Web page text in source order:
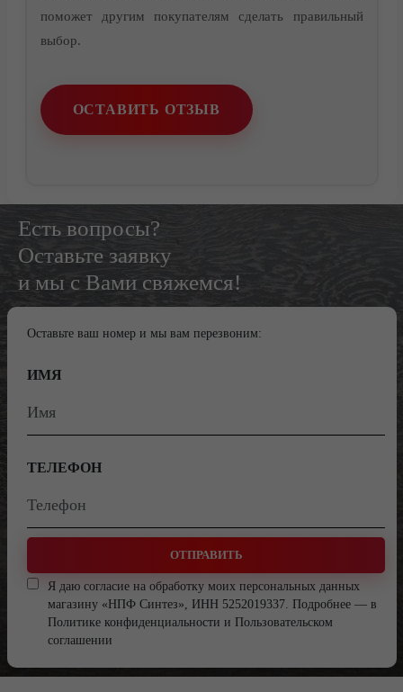
поможет другим покупателям сделать правильный
выбор.
ОСТАВИТЬ ОТЗЫВ
Есть вопросы?
Оставьте заявку
и мы с Вами свяжемся!
Оставьте ваш номер и мы вам перезвоним:
ИМЯ
ТЕЛЕФОН
ОТПРАВИТЬ
Я даю согласие на обработку моих персональных данных
магазину «НПФ Синтез», ИНН 5252019337. Подробнее — в
Политике конфиденциальности и Пользовательском
соглашении